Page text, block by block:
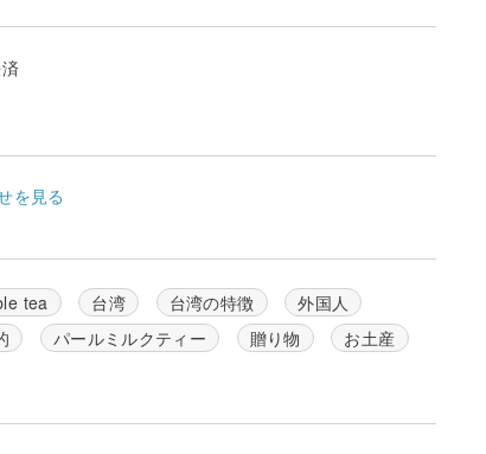
を見る
tea 台湾 台湾の特徴
外国人
パールミルクティー 贈り物
お土産